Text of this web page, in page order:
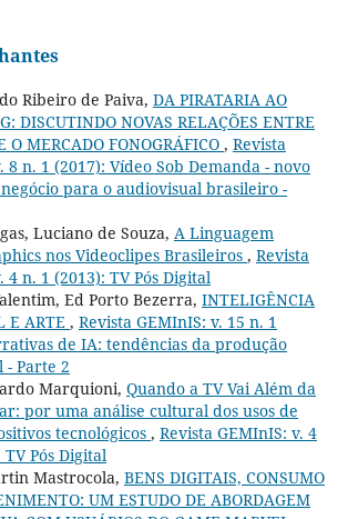
Ribeiro de Paiva, DA PIRATARIA AO
DISCUTINDO NOVAS RELAÇÕES ENTRE
O MERCADO FONOGRÁFICO , Revista
8 n. 1 (2017): Vídeo Sob Demanda - novo
para o audiovisual brasileiro -
Luciano de Souza, A Linguagem
nos Videoclipes Brasileiros , Revista
4 n. 1 (2013): TV Pós Digital
Ed Porto Bezerra, INTELIGÊNCIA
E ARTE , Revista GEMInIS: v. 15 n. 1
de IA: tendências da produção
- Parte 2
Marquioni, Quando a TV Vai Além da
por uma análise cultural dos usos de
tecnológicos , Revista GEMInIS: v. 4
Pós Digital
Mastrocola, BENS DIGITAIS, CONSUMO
UM ESTUDO DE ABORDAGEM